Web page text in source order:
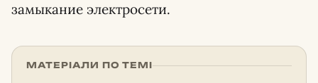
замыкание электросети.
МАТЕРІАЛИ ПО ТЕМІ